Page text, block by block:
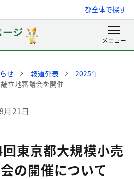
都全体で探す
せ 報道発表
2025年
立地審議会を開催
月21日
東京都大規模小売
の開催について